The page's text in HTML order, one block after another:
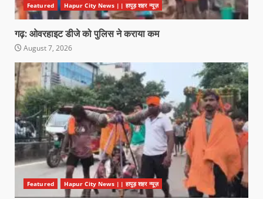
Featured Hapur City News || हापुड़ शहर न्यूज़
गढ़: ओवरहाइट डीजे को पुलिस ने कराया कम
August 7, 2026
Featured Hapur City News || हापुड़ शहर न्यूज़